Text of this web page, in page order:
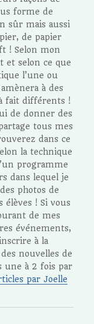
forme de
sûr mais aussi
de papier
! Selon mon
et selon ce que
l’une ou
à des
fait différents !
de donner des
tous mes
dans ce
la technique
programme
dans lequel je
photos de
élèves ! Si vous
de mes
événements,
à la
nouvelles de
une à 2 fois par
par Joelle